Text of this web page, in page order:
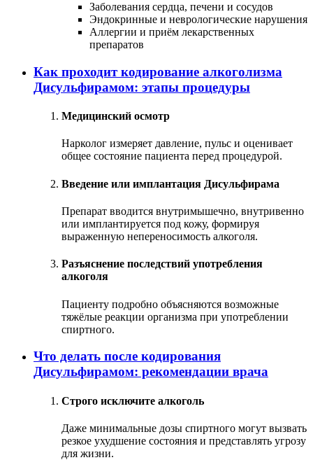
Заболевания сердца, печени и сосудов
Эндокринные и неврологические нарушения
Аллергии и приём лекарственных
препаратов
Как проходит кодирование алкоголизма
Дисульфирамом: этапы процедуры
Медицинский осмотр
Нарколог измеряет давление, пульс и оценивает
общее состояние пациента перед процедурой.
Введение или имплантация Дисульфирама
Препарат вводится внутримышечно, внутривенно
или имплантируется под кожу, формируя
выраженную непереносимость алкоголя.
Разъяснение последствий употребления
алкоголя
Пациенту подробно объясняются возможные
тяжёлые реакции организма при употреблении
спиртного.
Что делать после кодирования
Дисульфирамом: рекомендации врача
Строго исключите алкоголь
Даже минимальные дозы спиртного могут вызвать
резкое ухудшение состояния и представлять угрозу
для жизни.